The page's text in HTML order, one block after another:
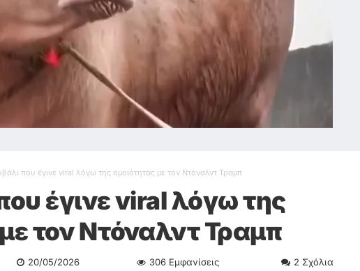
που έγινε viral λόγω της ομοιότητας με τον Ντόναλντ Τραμπ
έγινε viral λόγω της
τον Ντόναλντ Τραμπ
20/05/2026 306Εμφανίσεις 2 Σχόλια